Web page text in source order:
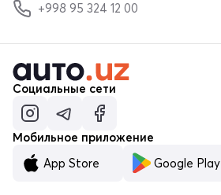
+998 95 324 12 00
Социальные сети
Мобильное приложение
App Store
Google Play